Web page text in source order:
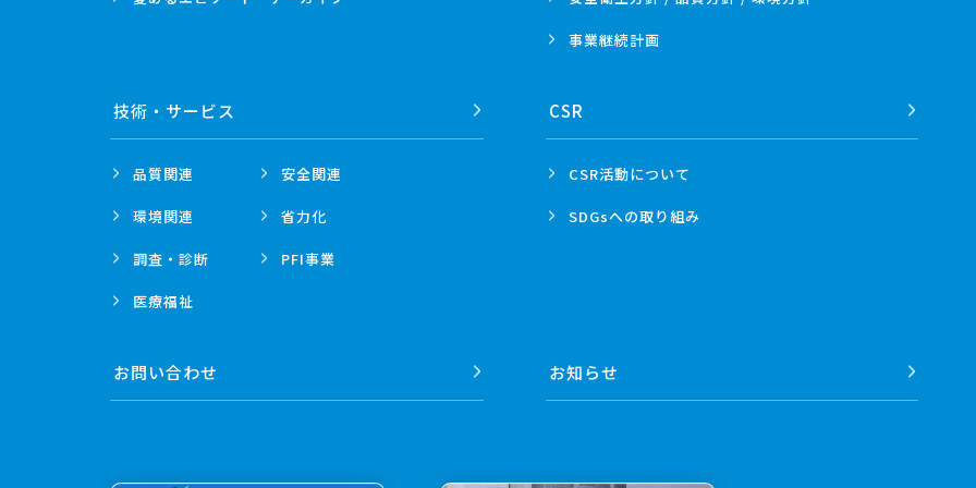
事業継続計画
技術・ サービス
品質関連 安全関連
環境関連 省力化
調査・診断 PFI事業
医療福祉
CSR
CSR活動について
SDGsへの取り組み
お問い合わせ お知らせ